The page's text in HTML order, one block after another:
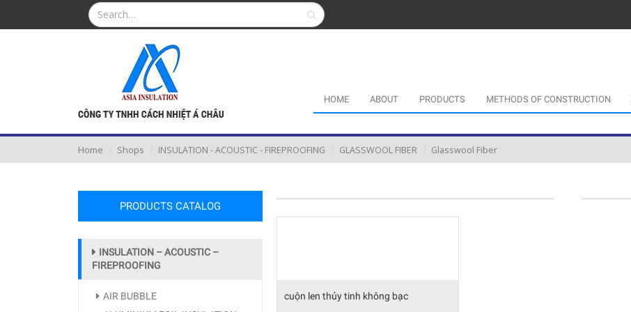
HOME ABOUT PRODUCTS METHODS OF CONSTRUCTION
Home Shops INSULATION - ACOUSTIC - FIREPROOFING GLASSWOOL FIBER Glasswool Fiber
cuộn len thủy tinh không bạc
PRODUCTS CATALOG
INSULATION – ACOUSTIC –
FIREPROOFING
AIR BUBBLE